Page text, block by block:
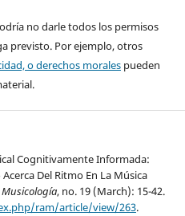
no darle todos los permisos
previsto. Por ejemplo, otros
o derechos moralespueden
Cognitivamente Informada:
Del Ritmo En La Música
Musicología, no. 19 (March): 15-42.
ram/article/view/263.